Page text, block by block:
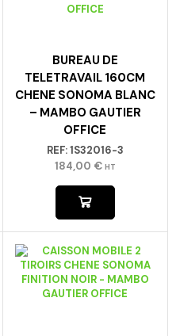
BUREAU DE
TELETRAVAIL 160CM
CHENE SONOMA BLANC
– MAMBO GAUTIER
OFFICE
REF:1S32016-3
184,00 € HT